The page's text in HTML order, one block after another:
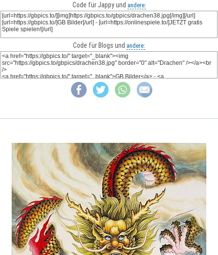
Code für Jappy und andere:
Code für Blogs und andere: